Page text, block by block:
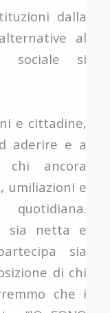
dalla
al
sociale si
e cittadine,
aderire e a
ancora
umiliazioni e
sia netta e
sia
di chi
che i